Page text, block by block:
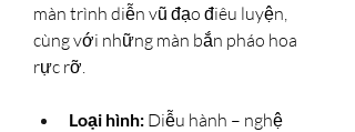
màn trình diễn vũ đạo điêu luyện,
cùng với những màn bắn pháo hoa
rực rỡ.
Loại hình: Diễu hành – nghệ